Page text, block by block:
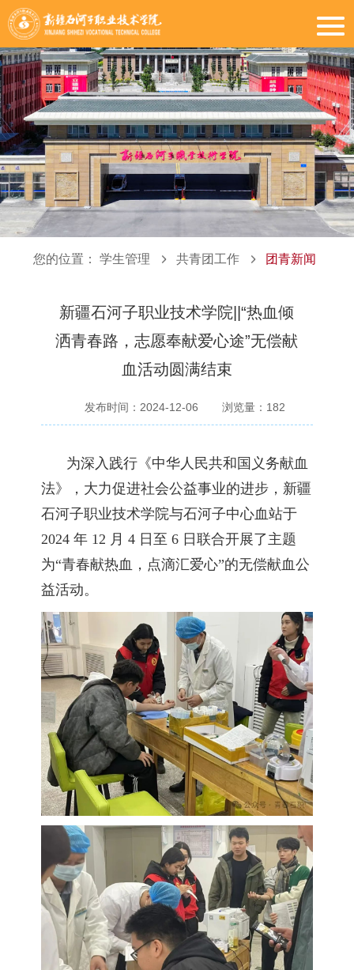
您的位置： 学生管理 共青团工作 团青新闻
新疆石河子职业技术学院||“热血倾
洒青春路，志愿奉献爱心途”无偿献
血活动圆满结束
发布时间：2024-12-06 浏览量： 182
为深入践行《中华人民共和国义务献血
法》，大力促进社会公益事业的进步，新疆
石河子职业技术学院与石河子中心血站于
2024 年 12 月 4 日至 6 日联合开展了主题
为“青春献热血，点滴汇爱心”的无偿献血公
益活动。